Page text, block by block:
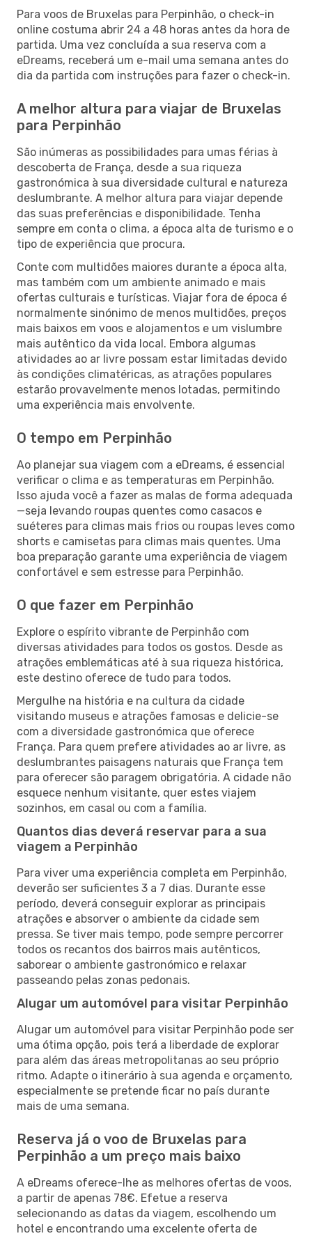
Para voos de Bruxelas para Perpinhão, o check-in
online costuma abrir 24 a 48 horas antes da hora de
partida. Uma vez concluída a sua reserva com a
eDreams, receberá um e-mail uma semana antes do
dia da partida com instruções para fazer o check-in.
A melhor altura para viajar de Bruxelas
para Perpinhão
São inúmeras as possibilidades para umas férias à
descoberta de França, desde a sua riqueza
gastronómica à sua diversidade cultural e natureza
deslumbrante. A melhor altura para viajar depende
das suas preferências e disponibilidade. Tenha
sempre em conta o clima, a época alta de turismo e o
tipo de experiência que procura.
Conte com multidões maiores durante a época alta,
mas também com um ambiente animado e mais
ofertas culturais e turísticas. Viajar fora de época é
normalmente sinónimo de menos multidões, preços
mais baixos em voos e alojamentos e um vislumbre
mais autêntico da vida local. Embora algumas
atividades ao ar livre possam estar limitadas devido
às condições climatéricas, as atrações populares
estarão provavelmente menos lotadas, permitindo
uma experiência mais envolvente.
O tempo em Perpinhão
Ao planejar sua viagem com a eDreams, é essencial
verificar o clima e as temperaturas em Perpinhão.
Isso ajuda você a fazer as malas de forma adequada
—seja levando roupas quentes como casacos e
suéteres para climas mais frios ou roupas leves como
shorts e camisetas para climas mais quentes. Uma
boa preparação garante uma experiência de viagem
confortável e sem estresse para Perpinhão.
O que fazer em Perpinhão
Explore o espírito vibrante de Perpinhão com
diversas atividades para todos os gostos. Desde as
atrações emblemáticas até à sua riqueza histórica,
este destino oferece de tudo para todos.
Mergulhe na história e na cultura da cidade
visitando museus e atrações famosas e delicie-se
com a diversidade gastronómica que oferece
França. Para quem prefere atividades ao ar livre, as
deslumbrantes paisagens naturais que França tem
para oferecer são paragem obrigatória. A cidade não
esquece nenhum visitante, quer estes viajem
sozinhos, em casal ou com a família.
Quantos dias deverá reservar para a sua
viagem a Perpinhão
Para viver uma experiência completa em Perpinhão,
deverão ser suficientes 3 a 7 dias. Durante esse
período, deverá conseguir explorar as principais
atrações e absorver o ambiente da cidade sem
pressa. Se tiver mais tempo, pode sempre percorrer
todos os recantos dos bairros mais autênticos,
saborear o ambiente gastronómico e relaxar
passeando pelas zonas pedonais.
Alugar um automóvel para visitar Perpinhão
Alugar um automóvel para visitar Perpinhão pode ser
uma ótima opção, pois terá a liberdade de explorar
para além das áreas metropolitanas ao seu próprio
ritmo. Adapte o itinerário à sua agenda e orçamento,
especialmente se pretende ficar no país durante
mais de uma semana.
Reserva já o voo de Bruxelas para
Perpinhão a um preço mais baixo
A eDreams oferece-lhe as melhores ofertas de voos,
a partir de apenas 78€. Efetue a reserva
selecionando as datas da viagem, escolhendo um
hotel e encontrando uma excelente oferta de